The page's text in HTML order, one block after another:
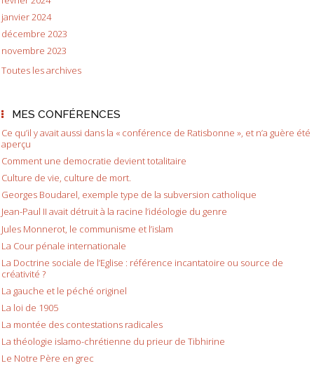
janvier 2024
décembre 2023
novembre 2023
Toutes les archives
MES CONFÉRENCES
Ce qu’il y avait aussi dans la « conférence de Ratisbonne », et n’a guère été
aperçu
Comment une democratie devient totalitaire
Culture de vie, culture de mort.
Georges Boudarel, exemple type de la subversion catholique
Jean-Paul II avait détruit à la racine l’idéologie du genre
Jules Monnerot, le communisme et l’islam
La Cour pénale internationale
La Doctrine sociale de l’Eglise : référence incantatoire ou source de
créativité ?
La gauche et le péché originel
La loi de 1905
La montée des contestations radicales
La théologie islamo-chrétienne du prieur de Tibhirine
Le Notre Père en grec